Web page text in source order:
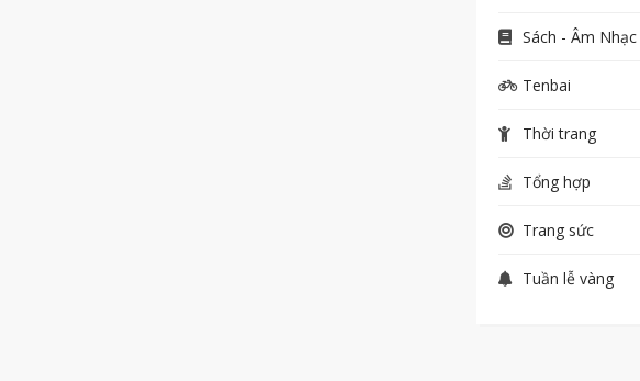
Sách - Âm Nhạc
Tenbai
Thời trang
Tổng hợp
Trang sức
Tuần lễ vàng